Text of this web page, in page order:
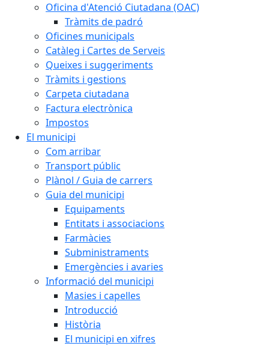
Oficina d'Atenció Ciutadana (OAC)
Tràmits de padró
Oficines municipals
Catàleg i Cartes de Serveis
Queixes i suggeriments
Tràmits i gestions
Carpeta ciutadana
Factura electrònica
Impostos
El municipi
Com arribar
Transport públic
Plànol / Guia de carrers
Guia del municipi
Equipaments
Entitats i associacions
Farmàcies
Subministraments
Emergències i avaries
Informació del municipi
Masies i capelles
Introducció
Història
El municipi en xifres